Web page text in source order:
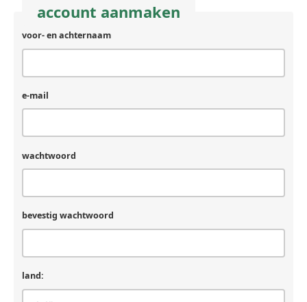
account aanmaken
voor- en achternaam
e-mail
wachtwoord
bevestig wachtwoord
land: